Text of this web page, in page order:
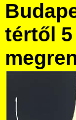
tértől